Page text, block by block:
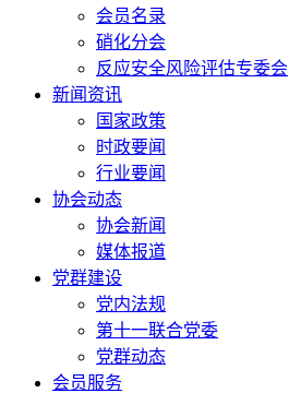
会员名录
硝化分会
反应安全风险评估专委会
新闻资讯
国家政策
时政要闻
行业要闻
协会动态
协会新闻
媒体报道
党群建设
党内法规
第十一联合党委
党群动态
会员服务